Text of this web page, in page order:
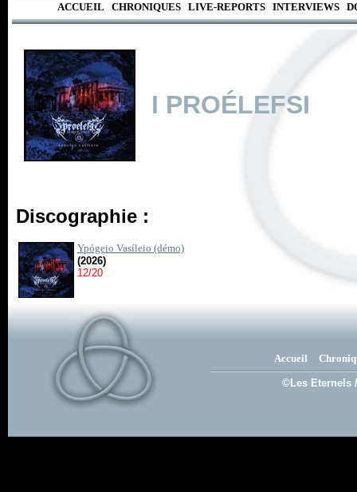
ACCUEIL CHRONIQUES LIVE-REPORTS INTERVIEWS
I PROÉLEFSI
Discographie :
Ypógeio Vasíleio (démo)
(2026)
12/20
Accueil
©Les Eternels